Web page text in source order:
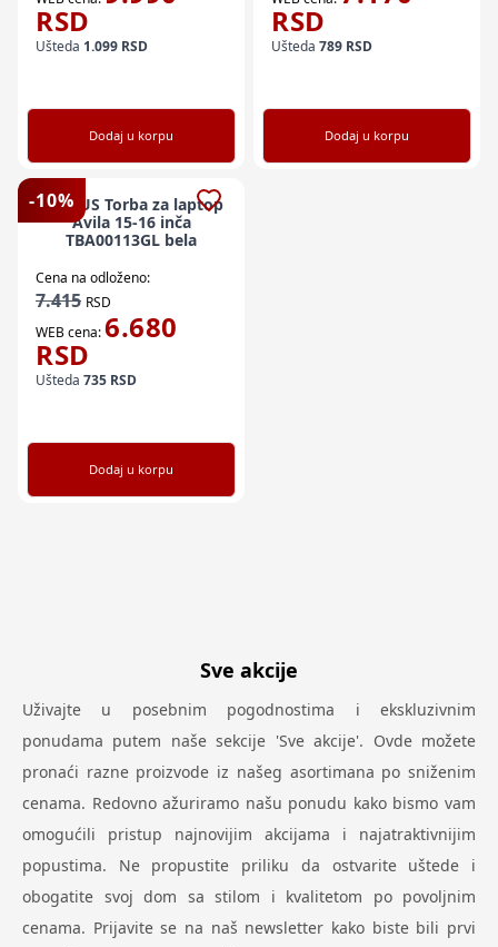
RSD
Ušteda 1.099 RSD
Dodaj u korpu
RSD
Ušteda 789 RSD
Dodaj u korpu
-10%
TARGUS Torba za laptop
Avila 15-16 inča
TBA00113GL bela
Cena na odloženo:
7.415 RSD
WEB cena:6.680
RSD
Ušteda 735 RSD
Dodaj u korpu
Sve akcije
Uživajte u posebnim pogodnostima i ekskluzivnim
ponudama putem naše sekcije 'Sve akcije'. Ovde možete
pronaći razne proizvode iz našeg asortimana po sniženim
cenama. Redovno ažuriramo našu ponudu kako bismo vam
omogućili pristup najnovijim akcijama i najatraktivnijim
popustima. Ne propustite priliku da ostvarite uštede i
obogatite svoj dom sa stilom i kvalitetom po povoljnim
cenama. Prijavite se na naš newsletter kako biste bili prvi